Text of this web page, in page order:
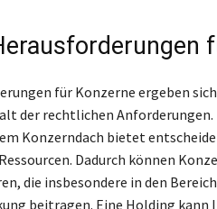
für Konzerne ergeben
der rechtlichen Anforderungen.
Konzerndach bietet
Dadurch können
die insbesondere in den
beitragen. Eine Holding